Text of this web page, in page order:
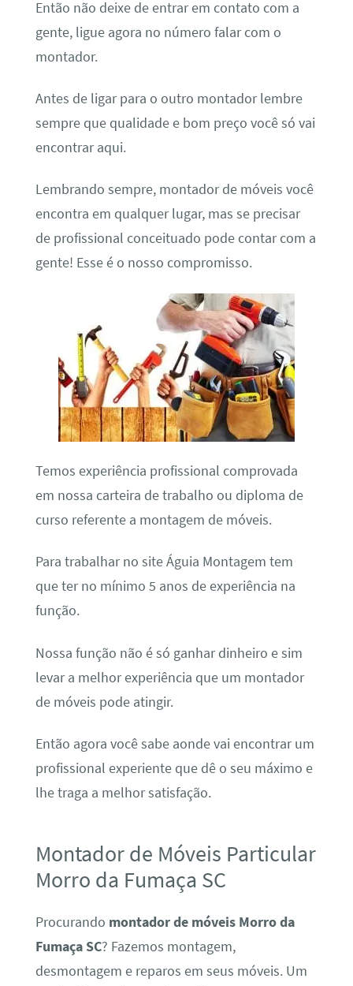
Então não deixe de entrar em contato com a
gente, ligue agora no número falar com o
montador.
Antes de ligar para o outro montador lembre
sempre que qualidade e bom preço você só vai
encontrar aqui.
Lembrando sempre, montador de móveis você
encontra em qualquer lugar, mas se precisar
de profissional conceituado pode contar com a
gente! Esse é o nosso compromisso.
Temos experiência profissional comprovada
em nossa carteira de trabalho ou diploma de
curso referente a montagem de móveis.
Para trabalhar no site Águia Montagem tem
que ter no mínimo 5 anos de experiência na
função.
Nossa função não é só ganhar dinheiro e sim
levar a melhor experiência que um montador
de móveis pode atingir.
Então agora você sabe aonde vai encontrar um
profissional experiente que dê o seu máximo e
lhe traga a melhor satisfação.
Montador de Móveis Particular
Morro da Fumaça SC
Procurando montador de móveis Morro da
Fumaça SC? Fazemos montagem,
desmontagem e reparos em seus móveis. Um